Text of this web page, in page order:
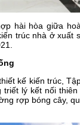
hài hòa giữa
trúc nhà ở xuất
kế kiến trúc,
lý kết nối
rợp bóng cây,